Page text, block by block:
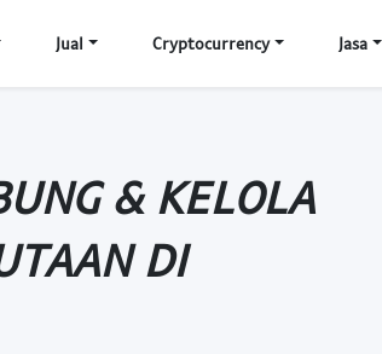
Jual Cryptocurrency Jasa
& KELOLA
DI